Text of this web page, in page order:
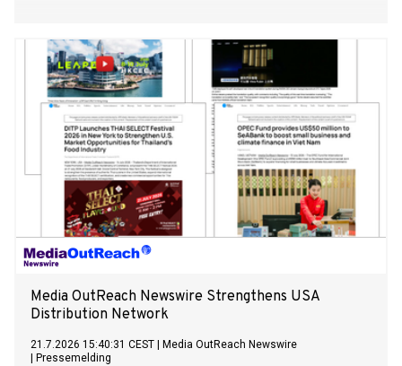
Media OutReach Newswire Strengthens USA
Distribution Network
21.7.2026 15:40:31 CEST
Media OutReach Newswire
Pressemelding